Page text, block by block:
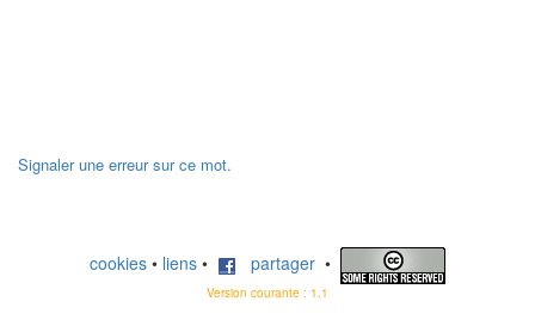
Signaler une erreur sur ce mot.
cookies • liens • partager •
Version courante : 1.1